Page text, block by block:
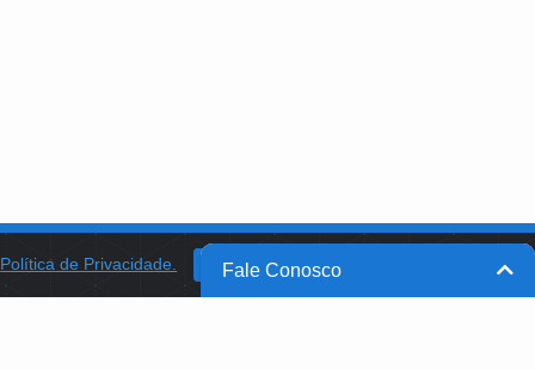
Política de Privacidade. OKFale Conosco
BANCO DO BRASIL